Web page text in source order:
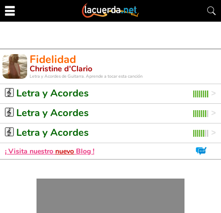
Fidelidad
Christine d'Clario
Letra y Acordes de Guitarra. Aprende a tocar esta canción
Letra y Acordes
Letra y Acordes
Letra y Acordes
¡ Visita nuestro nuevo Blog !